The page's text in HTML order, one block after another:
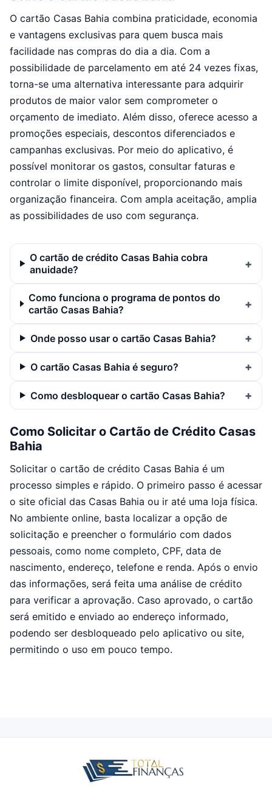
O cartão Casas Bahia combina praticidade, economia
e vantagens exclusivas para quem busca mais
facilidade nas compras do dia a dia. Com a
possibilidade de parcelamento em até 24 vezes fixas,
torna-se uma alternativa interessante para adquirir
produtos de maior valor sem comprometer o
orçamento de imediato. Além disso, oferece acesso a
promoções especiais, descontos diferenciados e
campanhas exclusivas. Por meio do aplicativo, é
possível monitorar os gastos, consultar faturas e
controlar o limite disponível, proporcionando mais
organização financeira. Com ampla aceitação, amplia
as possibilidades de uso com segurança.
O cartão de crédito Casas Bahia cobra
anuidade?
Como funciona o programa de pontos do
cartão Casas Bahia?
Onde posso usar o cartão Casas Bahia?
O cartão Casas Bahia é seguro?
Como desbloquear o cartão Casas Bahia?
Como Solicitar o Cartão de Crédito Casas
Bahia
Solicitar o cartão de crédito Casas Bahia é um
processo simples e rápido. O primeiro passo é acessar
o site oficial das Casas Bahia ou ir até uma loja física.
No ambiente online, basta localizar a opção de
solicitação e preencher o formulário com dados
pessoais, como nome completo, CPF, data de
nascimento, endereço, telefone e renda. Após o envio
das informações, será feita uma análise de crédito
para verificar a aprovação. Caso aprovado, o cartão
será emitido e enviado ao endereço informado,
podendo ser desbloqueado pelo aplicativo ou site,
permitindo o uso em pouco tempo.